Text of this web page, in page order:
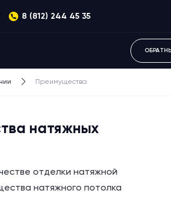
8 (812) 244 45 35
Преимущества
натяжных
отделки натяжной
натяжного потолка